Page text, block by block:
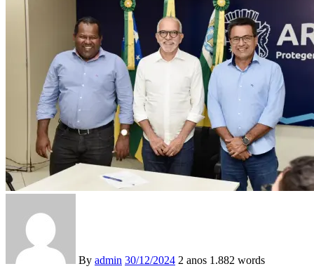
By admin 30/12/2024 2 anos 1.882 words